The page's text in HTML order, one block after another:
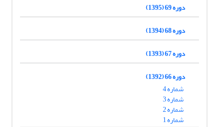
دوره 69 (1395)
دوره 68 (1394)
دوره 67 (1393)
دوره 66 (1392)
شماره 4
شماره 3
شماره 2
شماره 1